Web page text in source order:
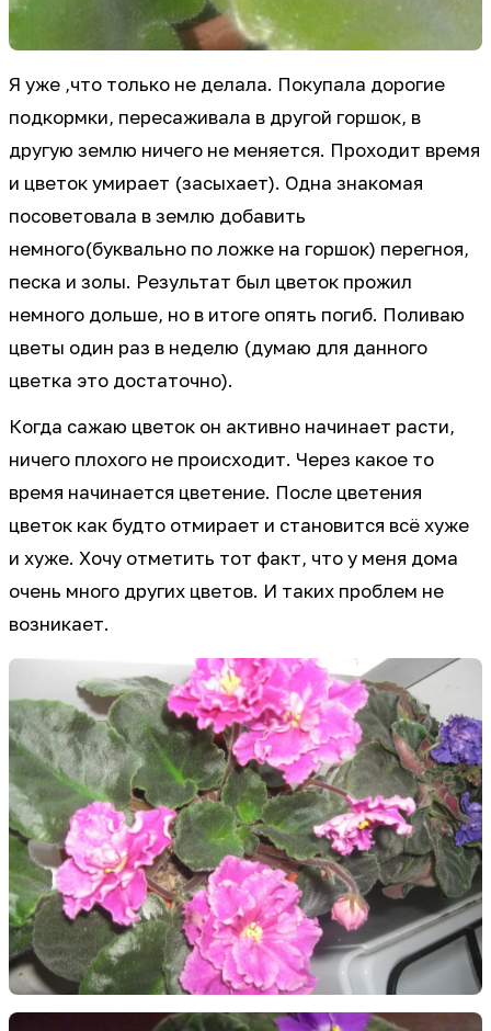
Я уже ,что только не делала. Покупала дорогие
подкормки, пересаживала в другой горшок, в
другую землю ничего не меняется. Проходит время
и цветок умирает (засыхает). Одна знакомая
посоветовала в землю добавить
немного(буквально по ложке на горшок) перегноя,
песка и золы. Результат был цветок прожил
немного дольше, но в итоге опять погиб. Поливаю
цветы один раз в неделю (думаю для данного
цветка это достаточно).
Когда сажаю цветок он активно начинает расти,
ничего плохого не происходит. Через какое то
время начинается цветение. После цветения
цветок как будто отмирает и становится всё хуже
и хуже. Хочу отметить тот факт, что у меня дома
очень много других цветов. И таких проблем не
возникает.